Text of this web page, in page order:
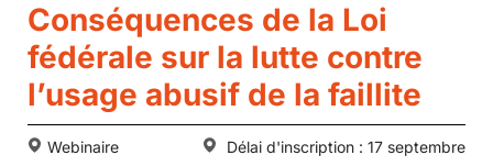
Conséquences de la Loi
fédérale sur la lutte contre
l’usage abusif de la faillite
Webinaire Délai d'inscription : 17 septembre